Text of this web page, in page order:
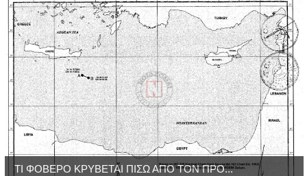
ΤΙ ΦΟΒΕΡΟ ΚΡΥΒΕΤΑΙ ΠΙΣΩ ΑΠΟ ΤΟΝ ΠΡΟ...